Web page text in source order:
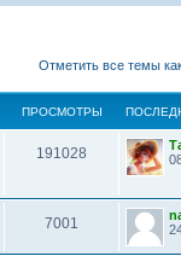
Отметить все темы
ПРОСМОТРЫ
191028
7001